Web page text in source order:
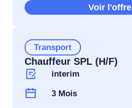
Voir l'offre
Transport
Chauffeur SPL (H/F)
interim
3 Mois